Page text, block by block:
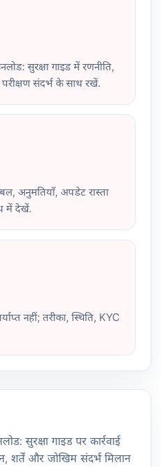
सुरक्षा गाइड में रणनीति,
संदर्भ के साथ रखें.
अनुमतियाँ, अपडेट रास्ता
में देखें.
नहीं; तरीका, स्थिति, KYC
सुरक्षा गाइड पर कार्रवाई
शर्तें और जोखिम संदर्भ मिलान